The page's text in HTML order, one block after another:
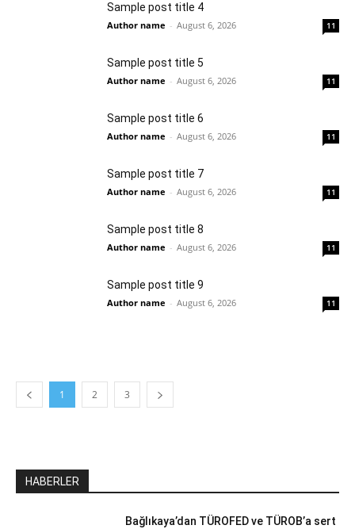
Sample post title 4
Author name - August 6, 2026 11
Sample post title 5
Author name - August 6, 2026 11
Sample post title 6
Author name - August 6, 2026 11
Sample post title 7
Author name - August 6, 2026 11
Sample post title 8
Author name - August 6, 2026 11
Sample post title 9
Author name - August 6, 2026 11
1 2 3
HABERLER
Bağlıkaya’dan TÜROFED ve TÜROB’a sert